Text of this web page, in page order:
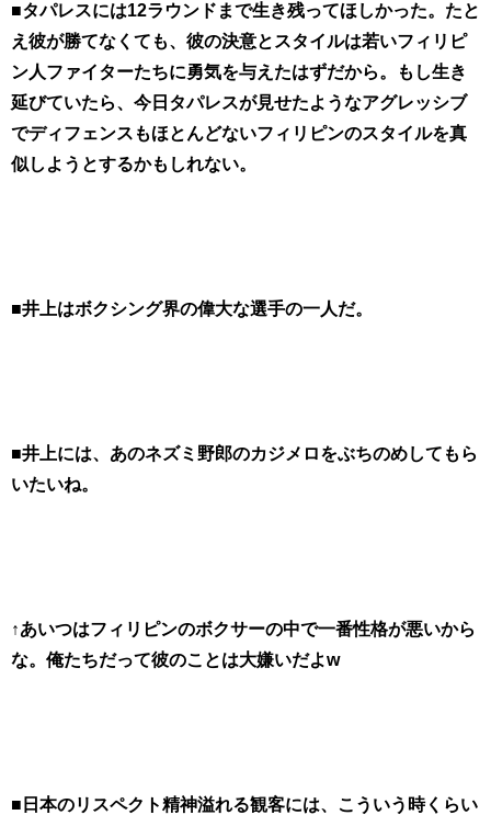
■タパレスには12ラウンドまで生き残ってほしかった。たと
え彼が勝てなくても、彼の決意とスタイルは若いフィリピ
ン人ファイターたちに勇気を与えたはずだから。もし生き
延びていたら、今日タパレスが見せたようなアグレッシブ
でディフェンスもほとんどないフィリピンのスタイルを真
似しようとするかもしれない。
■井上はボクシング界の偉大な選手の一人だ。
■井上には、あのネズミ野郎のカジメロをぶちのめしてもら
いたいね。
↑あいつはフィリピンのボクサーの中で一番性格が悪いから
な。俺たちだって彼のことは大嫌いだよw
■日本のリスペクト精神溢れる観客には、こういう時くらい